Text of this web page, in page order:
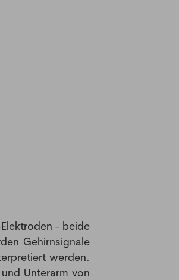
- beide
Gehirnsignale
werden.
Unterarm von